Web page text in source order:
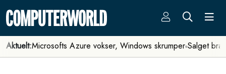
Aktuelt:Microsofts Azure vokser, Windows skrumper Salget